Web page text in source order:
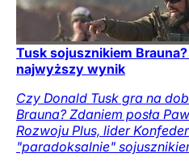
Tusk sojusznikiem Brauna?
najwyższy wynik
Czy Donald Tusk gra na
Brauna? Zdaniem posła
Rozwoju Plus, lider
"paradoksalnie"